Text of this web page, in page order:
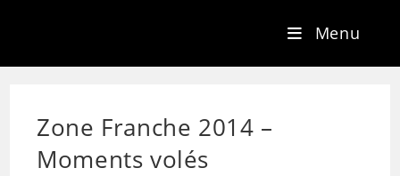
Menu
Zone Franche 2014 –
Moments volés